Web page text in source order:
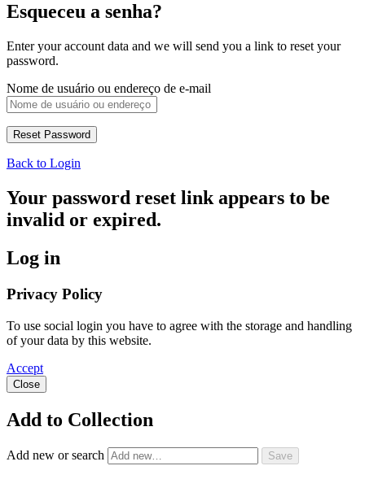
Esqueceu a senha?
Enter your account data and we will send you a link to reset your
password.
Nome de usuário ou endereço de e-mail
Back to Login
Your password reset link appears to be
invalid or expired.
Log in
Privacy Policy
To use social login you have to agree with the storage and handling
of your data by this website.
Accept
Close
Add to Collection
Add new or search